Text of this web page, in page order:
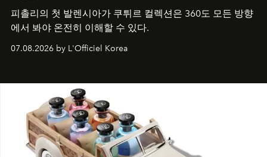
피촐리의 첫 발렌시아가 쿠튀르 컬렉션은 360도 모든 방향
에서 봐야 온전히 이해할 수 있다.
07.08.2026 by L'Officiel Korea